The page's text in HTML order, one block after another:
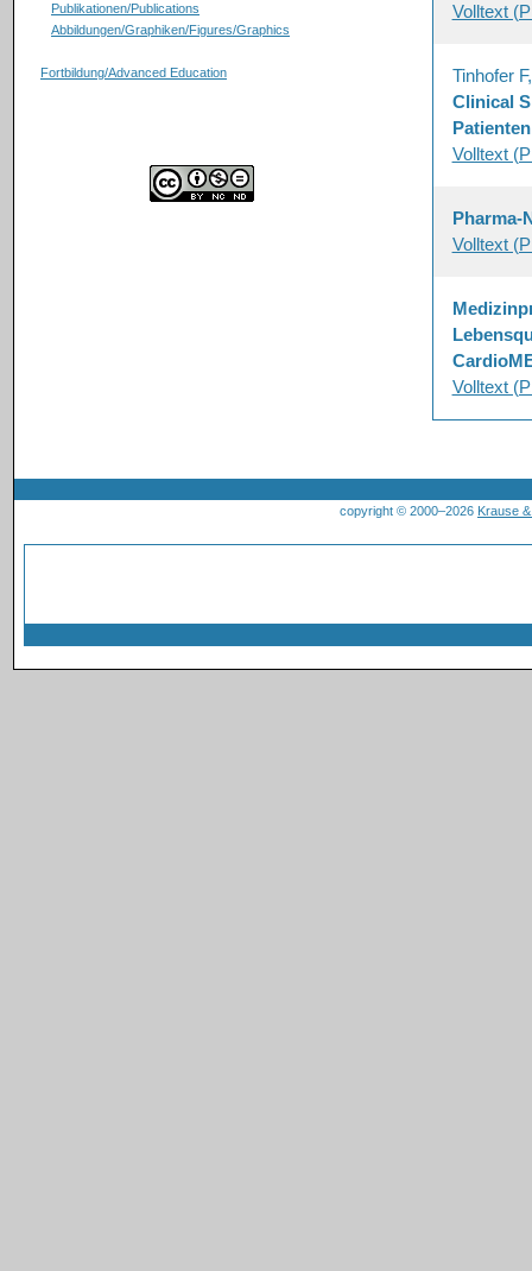
Publikationen/Publications
Abbildungen/Graphiken/Figures/Graphics
Fortbildung/Advanced Education
Volltext
Tinhofer
Clinical
Volltext
Pharma-
Volltext
Volltext
copyright © 2000–2026 Krause